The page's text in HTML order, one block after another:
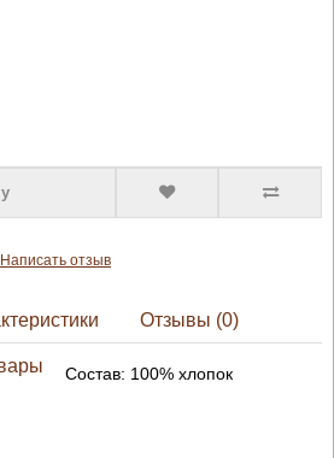
Написать отзыв
Отзывы (0)
Состав: 100% хлопок